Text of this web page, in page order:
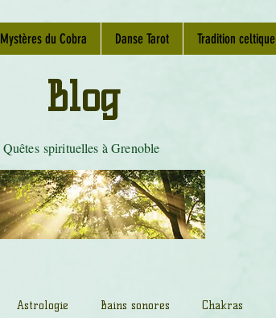
Mystères du Cobra Danse Tarot Tradition celtique
Quêtes spirituelles à Grenoble
Blog
Astrologie Bains sonores Chakras